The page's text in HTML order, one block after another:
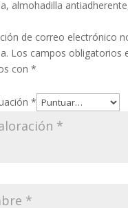
almohadilla
de correo electrónico
Los campos obligatorios
con *
*